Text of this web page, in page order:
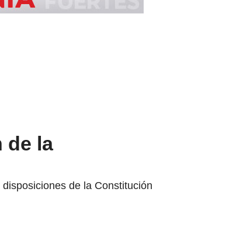
de la
de la Constitución